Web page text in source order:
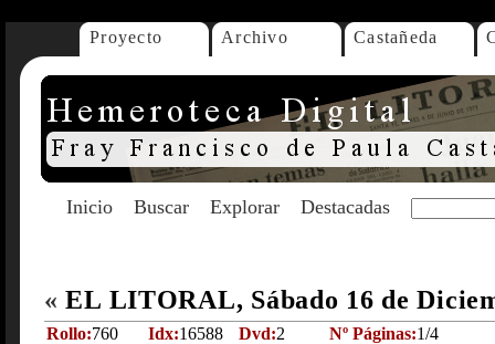
Proyecto Archivo Castañeda
Inicio Buscar Explorar Destacadas
« EL LITORAL, Sábado 16 de
Rollo:760 Idx:16588 Dvd:2 Nº Páginas:1/4